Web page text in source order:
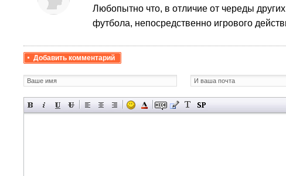
Любопытно что, в отличие от череды
футбола, непосредственно игрового
Добавить комментарий